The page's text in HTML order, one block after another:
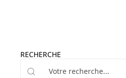
RECHERCHE